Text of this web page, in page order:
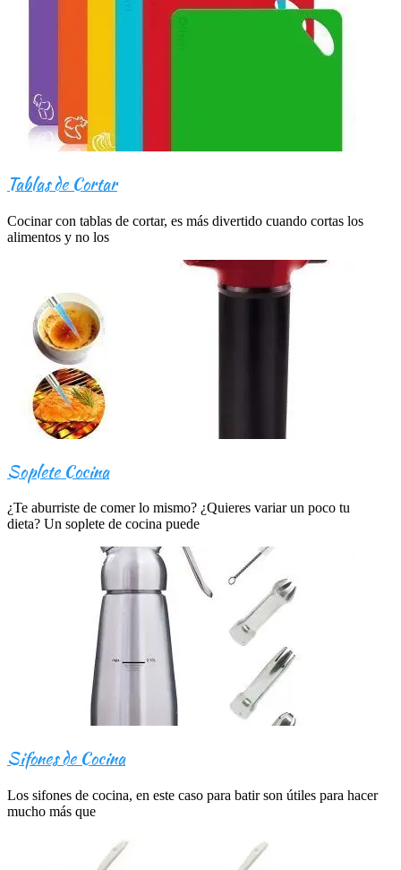
Tablas de Cortar
Cocinar con tablas de cortar, es más divertido cuando cortas los
alimentos y no los
Soplete Cocina
¿Te aburriste de comer lo mismo? ¿Quieres variar un poco tu
dieta? Un soplete de cocina puede
Sifones de Cocina
Los sifones de cocina, en este caso para batir son útiles para hacer
mucho más que